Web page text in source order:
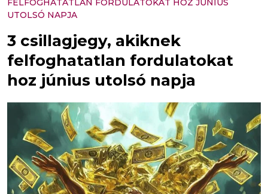
FELFOGHATATLAN FORDULATOKAT HOZ JÚNIUS
UTOLSÓ NAPJA
3 csillagjegy, akiknek
felfoghatatlan fordulatokat
hoz június utolsó napja